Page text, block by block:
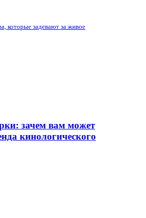
которые задевают за живое
зачем вам может
кинологического